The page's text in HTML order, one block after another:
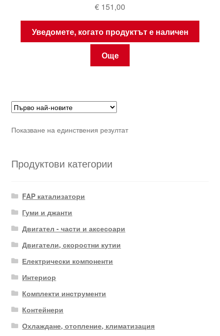
€ 151,00
Уведомете, когато продуктът е наличен
Още
Показване на единствения резултат
Продуктови категории
FAP катализатори
Гуми и джанти
Двигател - части и аксесоари
Двигатели, скоростни кутии
Електрически компоненти
Интериор
Комплекти инструменти
Контейнери
Охлаждане, отопление, климатизация